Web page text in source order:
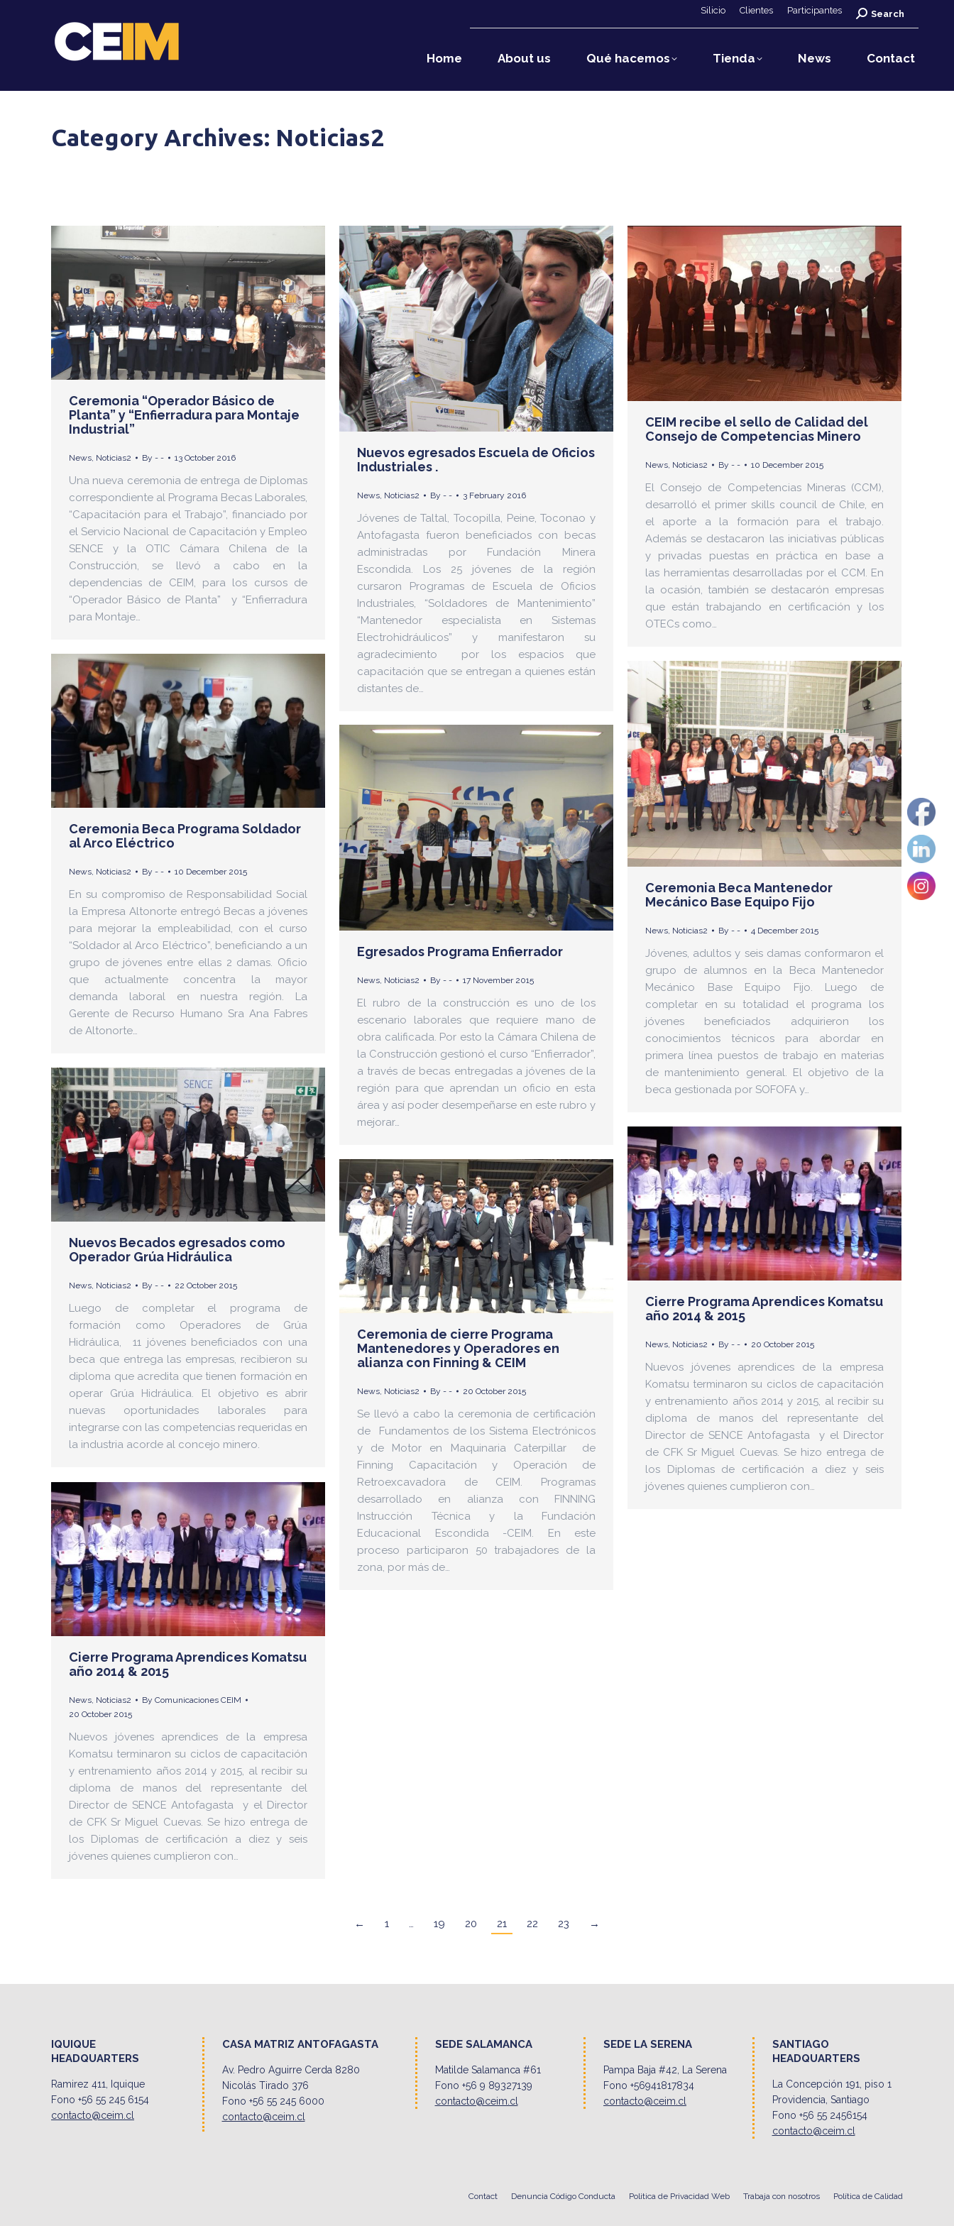
Silicio Clientes Participantes Search:
Search
Home About us Qué hacemos Tienda News Contact
Category Archives: Noticias2
Ceremonia “Operador Básico de
Planta” y “Enfierradura para Montaje
Industrial”
News, Noticias2 By - - 13 October 2016
Una nueva ceremonia de entrega de Diplomas
correspondiente al Programa Becas Laborales,
“Capacitación para el Trabajo”, financiado por
el Servicio Nacional de Capacitación y Empleo
SENCE y la OTIC Cámara Chilena de la
Construcción, se llevó a cabo en la
dependencias de CEIM, para los cursos de
“Operador Básico de Planta” y “Enfierradura
para Montaje…
Nuevos egresados Escuela de Oficios
Industriales .
News Noticias2 By - - 3 February 2016
Jóvenes de Taltal, Tocopilla, Peine, Toconao y
Antofagasta fueron beneficiados con becas
administradas por Fundación Minera
Escondida. Los 25 jóvenes de la región
cursaron Programas de Escuela de Oficios
Industriales, “Soldadores de Mantenimiento”
“Mantenedor especialista en Sistemas
Electrohidráulicos” y manifestaron su
agradecimiento por los espacios que
capacitación que se entregan a quienes están
distantes de…
CEIM recibe el sello de Calidad del
Consejo de Competencias Minero
News, Noticias2 By - - 10 December 2015
El Consejo de Competencias Mineras (CCM),
desarrolló el primer skills council de Chile, en
el aporte a la formación para el trabajo.
Además se destacaron las iniciativas públicas
y privadas puestas en práctica en base a
las herramientas desarrolladas por el CCM. En
la ocasión, también se destacarón empresas
que están trabajando en certificación y los
OTECs como…
Ceremonia Beca Programa Soldador
al Arco Eléctrico
News, Noticias2 By - - 10 December 2015
En su compromiso de Responsabilidad Social
la Empresa Altonorte entregó Becas a jóvenes
para mejorar la empleabilidad, con el curso
“Soldador al Arco Eléctrico”, beneficiando a un
grupo de jóvenes entre ellas 2 damas. Oficio
que actualmente concentra la mayor
demanda laboral en nuestra región. La
Gerente de Recurso Humano Sra Ana Fabres
de Altonorte…
Ceremonia Beca Mantenedor
Mecánico Base Equipo Fijo
News Noticias2 By - - 4 December 2015
Jóvenes, adultos y seis damas conformaron el
grupo de alumnos en la Beca Mantenedor
Mecánico Base Equipo Fijo. Luego de
completar en su totalidad el programa los
jóvenes beneficiados adquirieron los
conocimientos técnicos para abordar en
primera línea puestos de trabajo en materias
de mantenimiento general. El objetivo de la
beca gestionada por SOFOFA y…
Egresados Programa Enfierrador
News Noticias2 By - - 17 November 2015
El rubro de la construcción es uno de los
escenario laborales que requiere mano de
obra calificada. Por esto la Cámara Chilena de
la Construcción gestionó el curso “Enfierrador”,
a través de becas entregadas a jóvenes de la
región para que aprendan un oficio en esta
área y así poder desempeñarse en este rubro y
mejorar…
Nuevos Becados egresados como
Operador Grúa Hidráulica
News, Noticias2 By - - 22 October 2015
Luego de completar el programa de
formación como Operadores de Grúa
Hidráulica, 11 jóvenes beneficiados con una
beca que entrega las empresas, recibieron su
diploma que acredita que tienen formación en
operar Grúa Hidráulica. El objetivo es abrir
nuevas oportunidades laborales para
integrarse con las competencias requeridas en
la industria acorde al concejo minero.
Cierre Programa Aprendices Komatsu
año 2014 & 2015
News, Noticias2 By - - 20 October 2015
Nuevos jóvenes aprendices de la empresa
Komatsu terminaron su ciclos de capacitación
y entrenamiento años 2014 y 2015, al recibir su
diploma de manos del representante del
Director de SENCE Antofagasta y el Director
de CFK Sr Miguel Cuevas. Se hizo entrega de
los Diplomas de certificación a diez y seis
jóvenes quienes cumplieron con…
Ceremonia de cierre Programa
Mantenedores y Operadores en
alianza con Finning & CEIM
News, Noticias2 By - - 20 October 2015
Se llevó a cabo la ceremonia de certificación
de Fundamentos de los Sistema Electrónicos
y de Motor en Maquinaria Caterpillar de
Finning Capacitación y Operación de
Retroexcavadora de CEIM. Programas
desarrollado en alianza con FINNING
Instrucción Técnica y la Fundación
Educacional Escondida -CEIM. En este
proceso participaron 50 trabajadores de la
zona, por más de…
Cierre Programa Aprendices Komatsu
año 2014 & 2015
News, Noticias2 By Comunicaciones CEIM
20 October 2015
Nuevos jóvenes aprendices de la empresa
Komatsu terminaron su ciclos de capacitación
y entrenamiento años 2014 y 2015, al recibir su
diploma de manos del representante del
Director de SENCE Antofagasta y el Director
de CFK Sr Miguel Cuevas. Se hizo entrega de
los Diplomas de certificación a diez y seis
jóvenes quienes cumplieron con…
← 1 … 19 20 21 22 23 →
IQUIQUE
HEADQUARTERS
Ramirez 411, Iquique
Fono +56 55 245 6154
contacto@ceim.cl
CASA MATRIZ ANTOFAGASTA
Av. Pedro Aguirre Cerda 8280
Nicolás Tirado 376
Fono +56 55 245 6000
contacto@ceim.cl
SEDE SALAMANCA
Matilde Salamanca #61
Fono +56 9 89327139
contacto@ceim.cl
SEDE LA SERENA
Pampa Baja #42, La Serena
Fono +56941817834
contacto@ceim.cl
SANTIAGO
HEADQUARTERS
La Concepción 191, piso 1
Providencia, Santiago
Fono +56 55 2456154
contacto@ceim.cl
Contact Denuncia Código Conducta Politica de Privacidad Web Trabaja con nosotros Política de Calidad